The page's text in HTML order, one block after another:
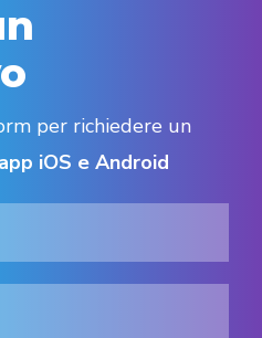
per richiedere un
app iOS e Android